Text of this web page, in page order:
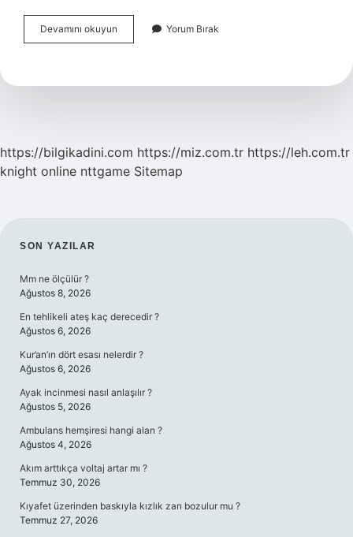
Devamını okuyun
Yardim
Tc
Yorum Bırak
https://bilgikadini.com https://miz.com.tr https://leh.com.tr
knight online nttgame Sitemap
SIDEBAR
SON YAZILAR
Mm ne ölçülür ?
Ağustos 8, 2026
En tehlikeli ateş kaç derecedir ?
Ağustos 6, 2026
Kur’an’ın dört esası nelerdir ?
Ağustos 6, 2026
Ayak incinmesi nasıl anlaşılır ?
Ağustos 5, 2026
Ambulans hemşiresi hangi alan ?
Ağustos 4, 2026
Akım arttıkça voltaj artar mı ?
Temmuz 30, 2026
Kıyafet üzerinden baskıyla kızlık zarı bozulur mu ?
Temmuz 27, 2026